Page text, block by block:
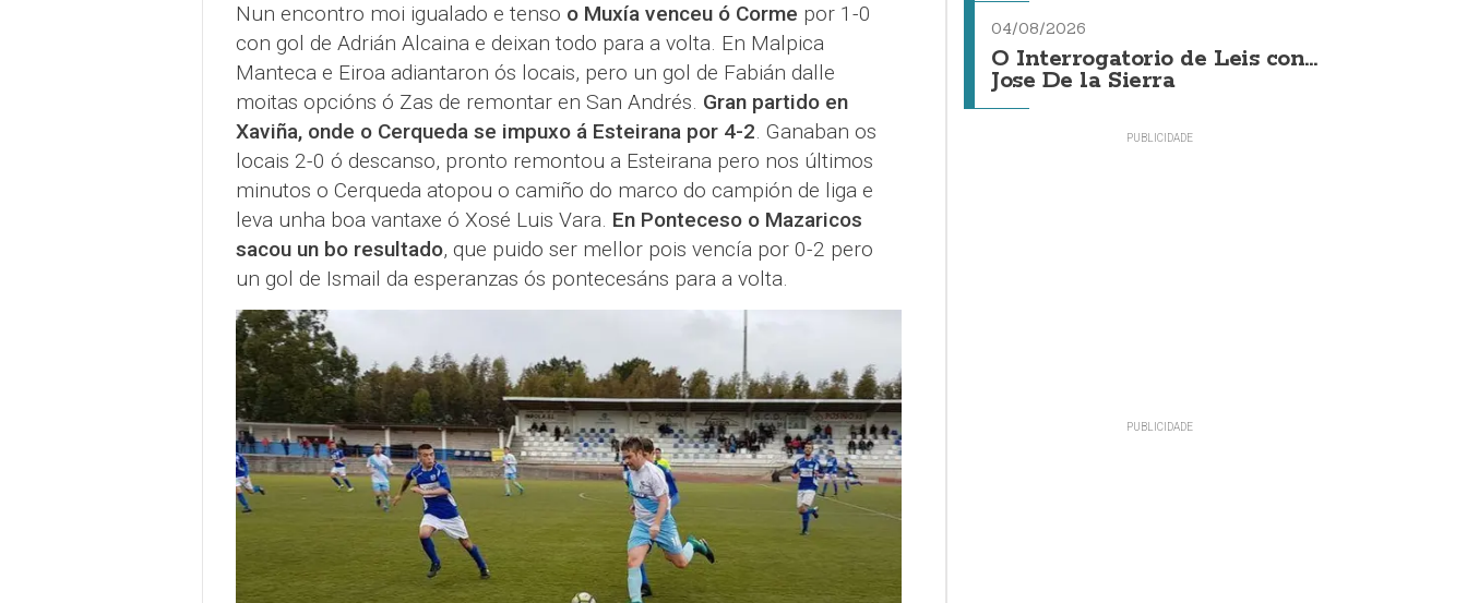
Nun encontro moi igualado e tenso o Muxía venceu ó Corme por 1-0
con gol de Adrián Alcaina e deixan todo para a volta. En Malpica
Manteca e Eiroa adiantaron ós locais, pero un gol de Fabián dalle
moitas opcións ó Zas de remontar en San Andrés. Gran partido en
Xaviña, onde o Cerqueda se impuxo á Esteirana por 4-2. Ganaban os
locais 2-0 ó descanso, pronto remontou a Esteirana pero nos últimos
minutos o Cerqueda atopou o camiño do marco do campión de liga e
leva unha boa vantaxe ó Xosé Luis Vara. En Ponteceso o Mazaricos
sacou un bo resultado, que puido ser mellor pois vencía por 0-2 pero
un gol de Ismail da esperanzas ós pontecesáns para a volta.
04/08/2026
O Interrogatorio de Leis con...
Jose De la Sierra